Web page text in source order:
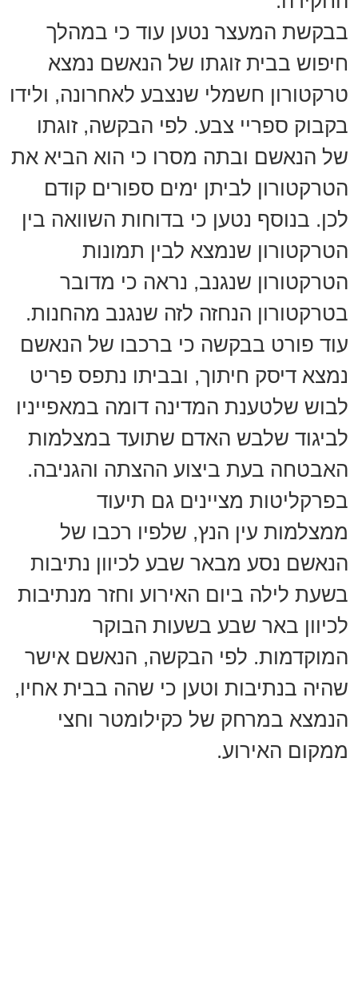
בבקשת המעצר נטען עוד כי במהלך
חיפוש בבית זוגתו של הנאשם נמצא
טרקטורון חשמלי שנצבע לאחרונה, ולידו
בקבוק ספריי צבע. לפי הבקשה, זוגתו
של הנאשם ובתה מסרו כי הוא הביא את
הטרקטורון לביתן ימים ספורים קודם
לכן. בנוסף נטען כי בדוחות השוואה בין
הטרקטורון שנמצא לבין תמונות
הטרקטורון שנגנב, נראה כי מדובר
בטרקטורון הנחזה לזה שנגנב מהחנות.
עוד פורט בבקשה כי ברכבו של הנאשם
נמצא דיסק חיתוך, ובביתו נתפס פריט
לבוש שלטענת המדינה דומה במאפייניו
לביגוד שלבש האדם שתועד במצלמות
האבטחה בעת ביצוע ההצתה והגניבה.
בפרקליטות מציינים גם תיעוד
ממצלמות עין הנץ, שלפיו רכבו של
הנאשם נסע מבאר שבע לכיוון נתיבות
בשעת לילה ביום האירוע וחזר מנתיבות
לכיוון באר שבע בשעות הבוקר
המוקדמות. לפי הבקשה, הנאשם אישר
שהיה בנתיבות וטען כי שהה בבית אחיו,
הנמצא במרחק של כקילומטר וחצי
ממקום האירוע.